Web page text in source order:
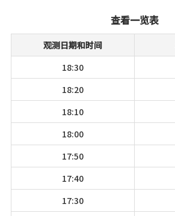
查看一览表
观测日期和时间
18:30
18:20
18:10
18:00
17:50
17:40
17:30